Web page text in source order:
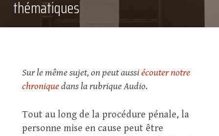
thématiques
Sur le même sujet, on peut aussiécouter notre
chroniquedans la rubrique Audio.
Tout au long de la procédure pénale, la
personne mise en cause peut être